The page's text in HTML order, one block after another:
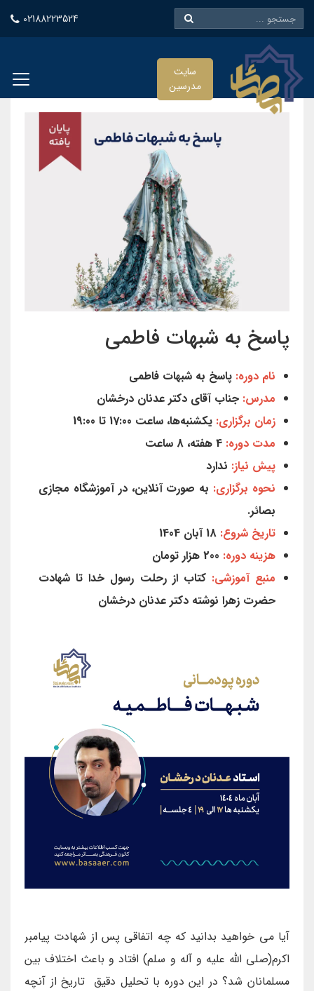
02188223524
سایت
مدرسین
پاسخ به شبهات فاطمی
نام دوره: پاسخ به شبهات فاطمی
مدرس: جناب آقای دکتر عدنان درخشان
زمان برگزاری: یکشنبه‌ها، ساعت 17:00 تا 19:00
مدت دوره: 4 هفته، 8 ساعت
پیش نیاز: ندارد
نحوه برگزاری: به صورت آنلاین، در آموزشگاه مجازی
بصائر.
تاریخ شروع: 18آبان 1404
هزینه دوره:
200 هزار تومان
منبع آموزشی: کتاب از رحلت رسول خدا تا شهادت
حضرت زهرا نوشته دکتر عدنان درخشان
آیا می خواهید بدانید که چه اتفاقی پس از شهادت پیامبر
اکرم(صلی الله علیه و آله و سلم) افتاد و باعث اختلاف بین
مسلمانان شد؟ در این دوره با تحلیل دقیق تاریخ از آنچه